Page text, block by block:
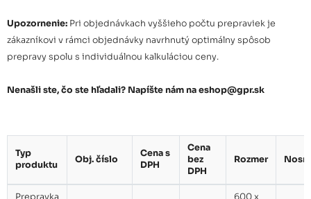
Upozornenie: Pri objednávkach vyššieho počtu prepraviek je
zákazníkovi v rámci objednávky navrhnutý optimálny spôsob
prepravy spolu s individuálnou kalkuláciou ceny.
Nenašli ste, čo ste hľadali? Napíšte nám na eshop@gpr.sk
Typ
produktu
Obj. číslo
Cena s
DPH
Cena
bez
DPH
Rozmer